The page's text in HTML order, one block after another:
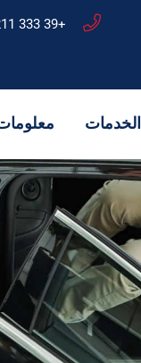
+39 333 7622211
الخدمات